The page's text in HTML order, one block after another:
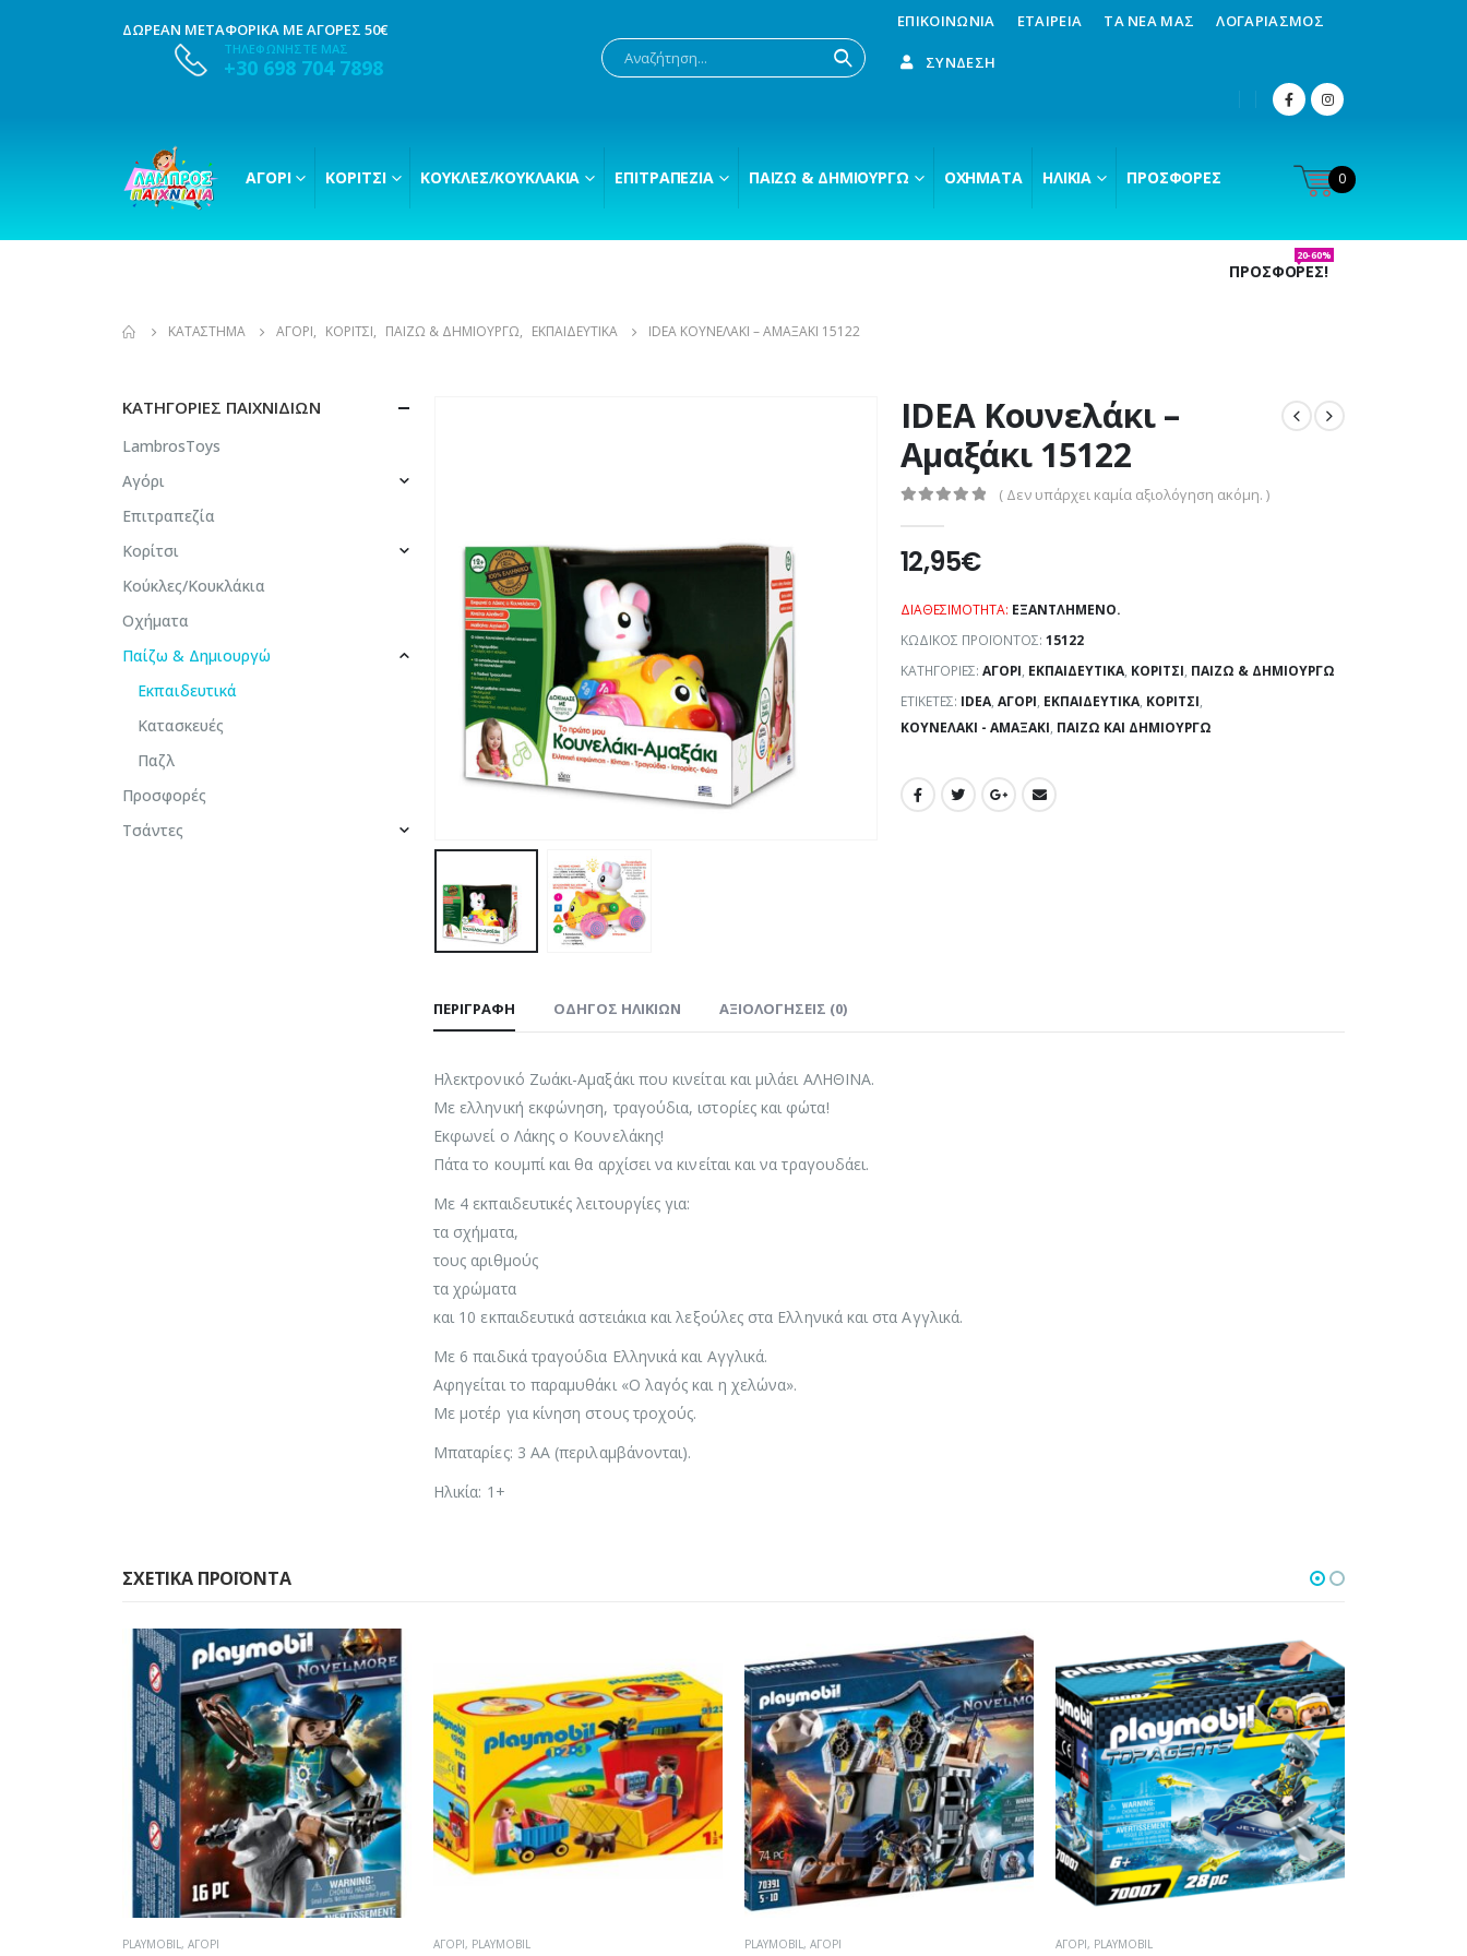
ΔΩΡΕΑΝ ΜΕΤΑΦΟΡΙΚΑ ΜΕ ΑΓΟΡΕΣ 50€
ΤΗΛΕΦΩΝΗΣΤΕ ΜΑΣ
+30 698 704 7898
ΕΠΙΚΟΙΝΩΝΊΑ ΕΤΑΙΡΕΊΑ ΤΑ ΝΈΑ ΜΑΣ ΛΟΓΑΡΙΑΣΜΌΣ
ΣΎΝΔΕΣΗ
ΑΓΌΡΙ ΚΟΡΊΤΣΙ ΚΟΎΚΛΕΣ/ΚΟΥΚΛΆΚΙΑ ΕΠΙΤΡΑΠΈΖΙΑ ΠΑΊΖΩ & ΔΗΜΙΟΥΡΓΏ ΟΧΉΜΑΤΑ ΗΛΙΚΊΑ ΠΡΟΣΦΟΡΈΣ 0
ΠΡΟΣΦΟΡΕΣ!
20-60%
ΚΑΤΆΣΤΗΜΑ ΑΓΌΡΙ, ΚΟΡΊΤΣΙ, ΠΑΊΖΩ & ΔΗΜΙΟΥΡΓΏ, ΕΚΠΑΙΔΕΥΤΙΚΆ IDEA ΚΟΥΝΕΛΆΚΙ – ΑΜΑΞΆΚΙ 15122
IDEA Κουνελάκι –
Αμαξάκι 15122
( Δεν υπάρχει καμία αξιολόγηση ακόμη. )
12,95€
ΔΙΑΘΕΣΙΜΌΤΗΤΑ: ΕΞΑΝΤΛΗΜΈΝΟ.
ΚΩΔΙΚΌΣ ΠΡΟΪΌΝΤΟΣ: 15122
ΚΑΤΗΓΟΡΊΕΣ: ΑΓΌΡΙ, ΕΚΠΑΙΔΕΥΤΙΚΆ, ΚΟΡΊΤΣΙ, ΠΑΊΖΩ & ΔΗΜΙΟΥΡΓΏ
ΕΤΙΚΈΤΕΣ: IDEA, ΑΓΌΡΙ, ΕΚΠΑΙΔΕΥΤΙΚΆ, ΚΟΡΊΤΣΙ,
ΚΟΥΝΕΛΆΚΙ - ΑΜΑΞΆΚΙ, ΠΑΊΖΩ ΚΑΙ ΔΗΜΙΟΥΡΓΏ
ΠΕΡΙΓΡΑΦΉ ΟΔΗΓΌΣ ΗΛΙΚΙΏΝ ΑΞΙΟΛΟΓΉΣΕΙΣ (0)
Ηλεκτρονικό Ζωάκι-Αμαξάκι που κινείται και μιλάει ΑΛΗΘΙΝΑ.
Με ελληνική εκφώνηση, τραγούδια, ιστορίες και φώτα!
Εκφωνεί ο Λάκης ο Κουνελάκης!
Πάτα το κουμπί και θα αρχίσει να κινείται και να τραγουδάει.
Με 4 εκπαιδευτικές λειτουργίες για:
τα σχήματα,
τους αριθμούς
τα χρώματα
και 10 εκπαιδευτικά αστειάκια και λεξούλες στα Ελληνικά και στα Αγγλικά.
Με 6 παιδικά τραγούδια Ελληνικά και Αγγλικά.
Αφηγείται το παραμυθάκι «Ο λαγός και η χελώνα».
Με μοτέρ για κίνηση στους τροχούς.
Μπαταρίες: 3 ΑΑ (περιλαμβάνονται).
Ηλικία: 1+
ΚΑΤΗΓΟΡΊΕΣ ΠΑΙΧΝΙΔΙΏΝ
LambrosToys
Αγόρι
Επιτραπεζία
Κορίτσι
Κούκλες/Κουκλάκια
Οχήματα
Παίζω & Δημιουργώ
Εκπαιδευτικά
Κατασκευές
Παζλ
Προσφορές
Τσάντες
ΣΧΕΤΙΚΆ ΠΡΟΪΌΝΤΑ
ΑΓΌΡΙ,PLAYMOBIL PLAYMOBIL,ΑΓΌΡΙ ΑΓΌΡΙ,PLAYMOBIL PLAYMOBIL,PLAYMOBIL